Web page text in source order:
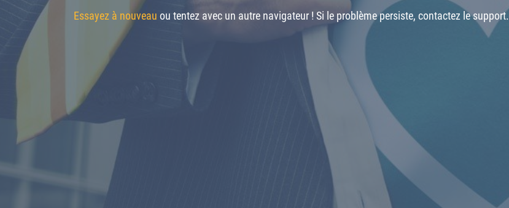
Essayez à nouveau ou tentez avec un autre navigateur ! Si le problème persiste, contactez le support.